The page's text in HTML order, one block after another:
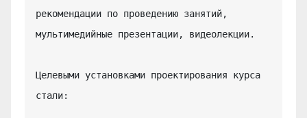
рекомендации по проведению занятий,
мультимедийные презентации, видеолекции.
Целевыми установками проектирования курса
стали: